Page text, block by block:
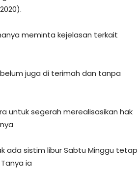
meminta kejelasan terkait
juga di terimah dan tanpa
untuk segerah merealisasikan hak
ada sistim libur Sabtu Minggu tetap
ia